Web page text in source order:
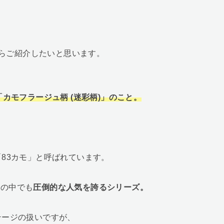
ご紹介したいと思います。
モフラージュ柄 (迷彩柄)」のこと。
カモ」と呼ばれています。
中でも圧倒的な人気を誇るシリーズ。
ジの扱いですが、